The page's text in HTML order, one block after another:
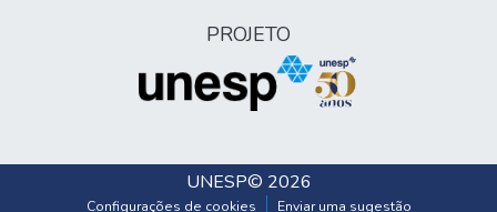
PROJETO
UNESP© 2026
Configurações de cookies Enviar uma sugestão